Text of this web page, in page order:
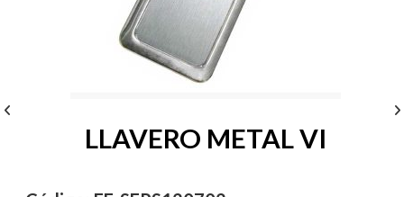
LLAVERO METAL VI